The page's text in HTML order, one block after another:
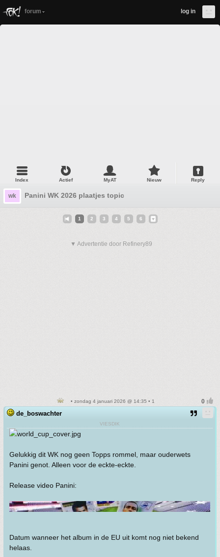
forum log in
Index Actief MyAT Nieuw Reply
wk Panini WK 2026 plaatjes topic
1 2 3 4 5 6
▼ Advertentie door Refinery89
• zondag 4 januari 2026 @ 14:35 • 1
de_boswachter
VIESDIK
Gelukkig dit WK nog geen Topps rommel, maar ouderwets
Panini genot. Alleen voor de eckte-eckte.
Release video Panini:
Datum wanneer het album in de EU uit komt nog niet bekend
helaas.